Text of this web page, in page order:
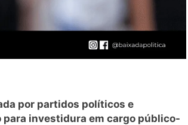
por partidos políticos e
investidura em cargo público-